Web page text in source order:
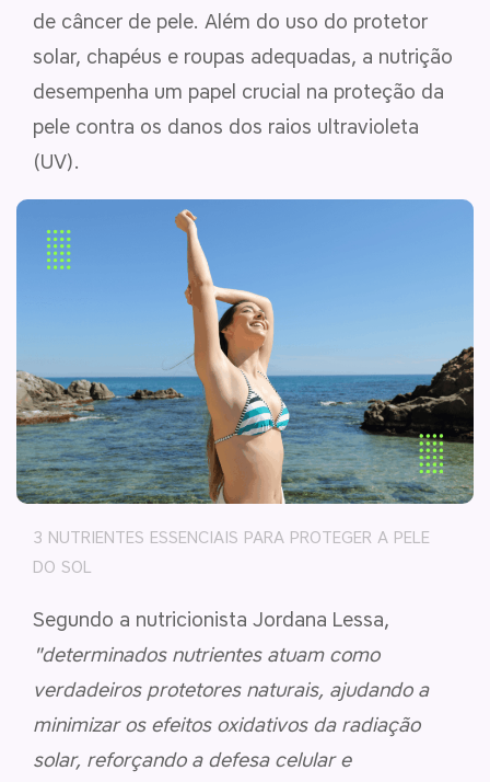
de câncer de pele. Além do uso do protetor
solar, chapéus e roupas adequadas, a nutrição
desempenha um papel crucial na proteção da
pele contra os danos dos raios ultravioleta
(UV).
3 NUTRIENTES ESSENCIAIS PARA PROTEGER A PELE
DO SOL
Segundo a nutricionista Jordana Lessa,
"determinados nutrientes atuam como
verdadeiros protetores naturais, ajudando a
minimizar os efeitos oxidativos da radiação
solar, reforçando a defesa celular e